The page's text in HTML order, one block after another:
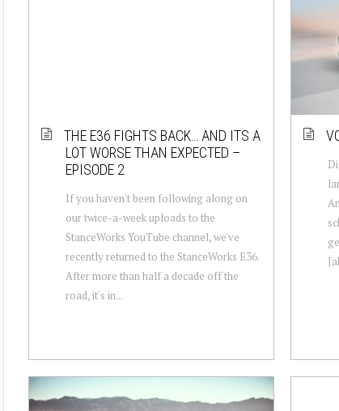
THE E36 FIGHTS BACK… AND ITS A
LOT WORSE THAN EXPECTED –
EPISODE 2
If you haven't been following along on
our twice-a-week uploads to the
StanceWorks YouTube channel, we've
recently returned to the StanceWorks E36.
After more than half a decade off the
road, it's in...